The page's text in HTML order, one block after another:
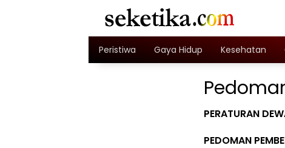
Peristiwa Gaya Hidup Kesehatan
PERATURAN
PEDOMAN